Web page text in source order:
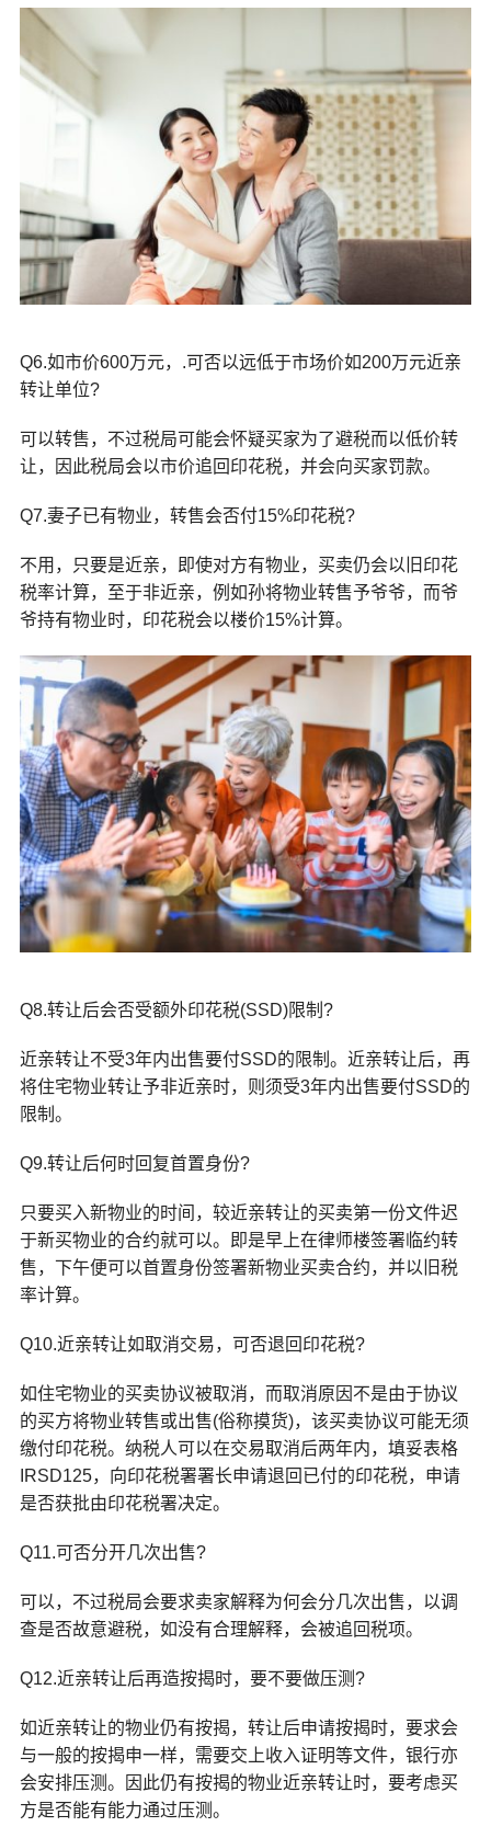
Q6.如市价600万元，.可否以远低于市场价如200万元近亲
转让单位?
可以转售，不过税局可能会怀疑买家为了避税而以低价转
让，因此税局会以市价追回印花税，并会向买家罚款。
Q7.妻子已有物业，转售会否付15%印花税?
不用，只要是近亲，即使对方有物业，买卖仍会以旧印花
税率计算，至于非近亲，例如孙将物业转售予爷爷，而爷
爷持有物业时，印花税会以楼价15%计算。
Q8.转让后会否受额外印花税(SSD)限制?
近亲转让不受3年内出售要付SSD的限制。近亲转让后，再
将住宅物业转让予非近亲时，则须受3年内出售要付SSD的
限制。
Q9.转让后何时回复首置身份?
只要买入新物业的时间，较近亲转让的买卖第一份文件迟
于新买物业的合约就可以。即是早上在律师楼签署临约转
售，下午便可以首置身份签署新物业买卖合约，并以旧税
率计算。
Q10.近亲转让如取消交易，可否退回印花税?
如住宅物业的买卖协议被取消，而取消原因不是由于协议
的买方将物业转售或出售(俗称摸货)，该买卖协议可能无须
缴付印花税。纳税人可以在交易取消后两年内，填妥表格
IRSD125，向印花税署署长申请退回已付的印花税，申请
是否获批由印花税署决定。
Q11.可否分开几次出售?
可以，不过税局会要求卖家解释为何会分几次出售，以调
查是否故意避税，如没有合理解释，会被追回税项。
Q12.近亲转让后再造按揭时，要不要做压测?
如近亲转让的物业仍有按揭，转让后申请按揭时，要求会
与一般的按揭申一样，需要交上收入证明等文件，银行亦
会安排压测。因此仍有按揭的物业近亲转让时，要考虑买
方是否能有能力通过压测。